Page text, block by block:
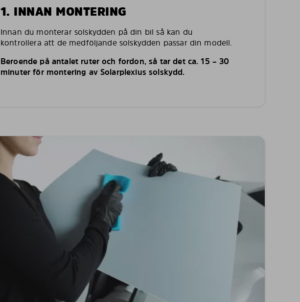
1. INNAN MONTERING
Innan du monterar solskydden på din bil så kan du
kontrollera att de medföljande solskydden passar din modell.
Beroende på antalet ruter och fordon, så tar det ca. 15 – 30
minuter för montering av Solarplexius solskydd.